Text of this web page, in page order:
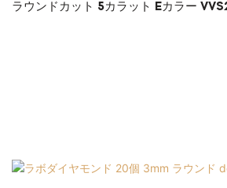
ラウンドカット 5カラット Eカラー